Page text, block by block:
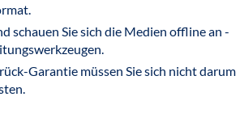
schauen Sie sich die Medien offline an -
Garantie müssen Sie sich nicht darum